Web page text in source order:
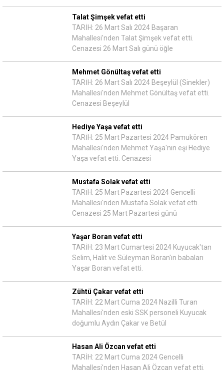
Talat Şimşek vefat etti
TARİH: 26 Mart Salı 2024 Başaran
Mahallesi'nden Talat Şimşek vefat etti.
Cenazesi 26 Mart Salı günü öğle
Mehmet Gönültaş vefat etti
TARİH: 26 Mart Salı 2024 Beşeylül (Sinekler)
Mahallesi'nden Mehmet Gönültaş vefat etti.
Cenazesi Beşeylül
Hediye Yaşa vefat etti
TARİH: 25 Mart Pazartesi 2024 Pamukören
Mahallesi'nden Mehmet Yaşa'nın eşi Hediye
Yaşa vefat etti. Cenazesi
Mustafa Solak vefat etti
TARİH: 25 Mart Pazartesi 2024 Gencelli
Mahallesi'nden Mustafa Solak vefat etti.
Cenazesi 25 Mart Pazartesi günü
Yaşar Boran vefat etti
TARİH: 23 Mart Cumartesi 2024 Kuyucak'tan
Selim, Halit ve Süleyman Boran'ın babaları
Yaşar Boran vefat etti.
Zühtü Çakar vefat etti
TARİH: 22 Mart Cuma 2024 Nazilli Turan
Mahallesi'nden eski SSK personeli Kuyucak
doğumlu Aydın Çakar ve Betül
Hasan Ali Özcan vefat etti
TARİH: 22 Mart Cuma 2024 Gencelli
Mahallesi'nden Hasan Ali Özcan vefat etti.